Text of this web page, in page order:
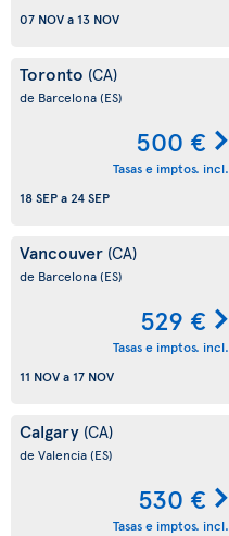
07 NOVa 13 NOV
Toronto (CA)
de Barcelona(ES)
500 €
Tasas e imptos. incl.
18 SEPa24 SEP
Vancouver (CA)
de Barcelona(ES)
529 €
Tasas e imptos. incl.
11 NOVa 17 NOV
Calgary (CA)
de Valencia(ES)
530 €
Tasas e imptos. incl.